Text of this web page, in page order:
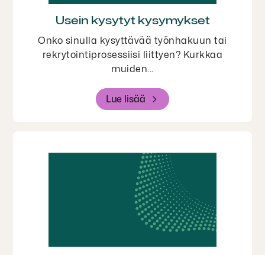
Usein kysytyt kysymykset
Onko sinulla kysyttävää työnhakuun tai
rekrytointiprosessiisi liittyen? Kurkkaa
muiden...
Lue lisää